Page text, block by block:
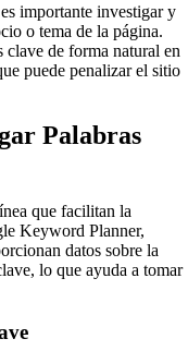
importante investigar y
o tema de la página.
clave de forma natural en
puede penalizar el sitio
Palabras
que facilitan la
Keyword Planner,
datos sobre la
lo que ayuda a tomar